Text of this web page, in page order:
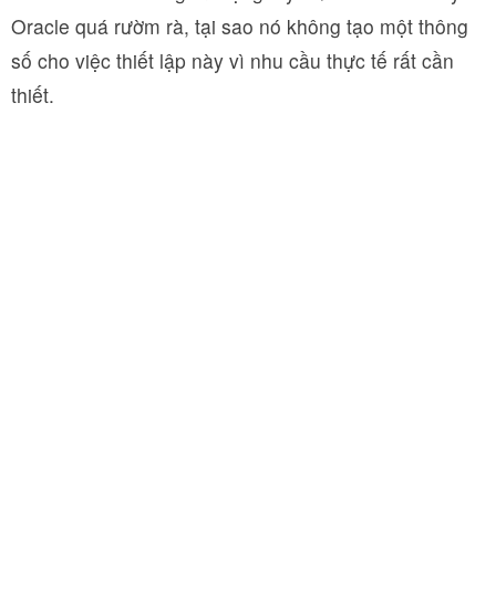
Oracle quá rườm rà, tại sao nó không tạo một thông
số cho việc thiết lập này vì nhu cầu thực tế rất cần
thiết.